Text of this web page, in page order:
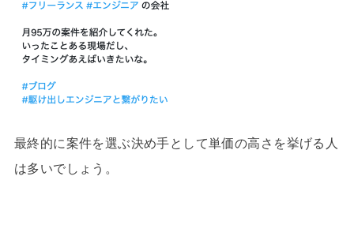
最終的に案件を選ぶ決め手として単価の高さを挙げる人
は多いでしょう。